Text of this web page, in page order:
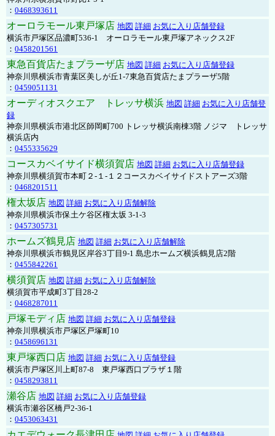
： 0468393611
オーロラモール東戸塚店 地図 詳細 お気に入り店舗登録
横浜市戸塚区品濃町536-1 オーロラモール東戸塚アネックス2F
： 0458201561
東急百貨店たまプラーザ店 地図 詳細 お気に入り店舗登録
神奈川県横浜市青葉区美しが丘1-7東急百貨店たまプラーザ5階
： 0459051131
オーディオスクエア トレッサ横浜 地図 詳細 お気に入り店舗登
録
神奈川県横浜市港北区師岡町700 トレッサ横浜南棟3階 ノジマ トレッサ
横浜店内
： 0455335629
コースカベイサイド横須賀店 地図 詳細 お気に入り店舗登録
神奈川県横須賀市本町２-１-１２コースカベイサイドストアーズ3階
： 0468201511
権太坂店 地図 詳細 お気に入り店舗解除
神奈川県横浜市保土ケ谷区権太坂 3-1-3
： 0457305731
ホームズ鶴見店 地図 詳細 お気に入り店舗解除
神奈川県横浜市鶴見区岸谷3丁目9-1 島忠ホームズ横浜鶴見店2階
： 0455842261
横須賀店 地図 詳細 お気に入り店舗解除
横須賀市平成町3丁目28-2
： 0468287011
戸塚モディ店 地図 詳細 お気に入り店舗登録
神奈川県横浜市戸塚区戸塚町10
： 0458696131
東戸塚西口店 地図 詳細 お気に入り店舗登録
横浜市戸塚区川上町87-8 東戸塚西口プラザ１階
： 0458293811
瀬谷店 地図 詳細 お気に入り店舗登録
横浜市瀬谷区橋戸2-36-1
： 0453063431